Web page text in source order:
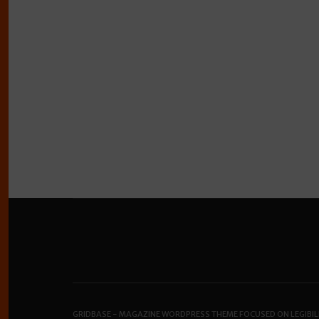
GRIDBASE - MAGAZINE WORDPRESS THEME FOCUSED ON